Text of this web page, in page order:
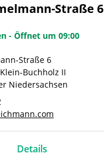
Straße 6
- Öffnet um 09:00
Straße 6
Buchholz II
Niedersachsen
Details